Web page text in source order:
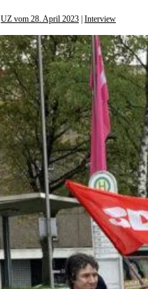
UZ vom 28. April 2023 Interview